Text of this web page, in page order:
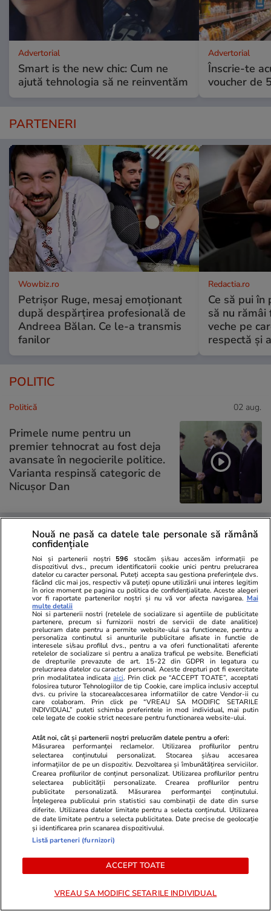
Advertorial
Smart is the new chic: Cum ne
ajută tehnologia să ne reinventăm
Advertorial
Înscrie-te
voucher de
PARTENERI
Wowbiz.ro
Petrișor Ruge, mesaj emoționant
după despărțirea profesională de
Andreea Bălan. Ce le-a transmis
fanilor
Redactia.ro
Ce să pui
să nu rămâi
veche pe
respectă și
POLITIC
Politică 02 aug.
Primele nume pentru un
premier tehnocrat au fost deja
avansate în negocierile politice.
Varianta respinsă categoric de
Nicușor Dan
Politică 01 aug.
Cristian Tudor Popescu: „Nici
măcar o Românie ajunsă
gubernie rusească nu i-ar
deranja”. Pe cine acuză că
blochează PNRR
PARTENERI
ZiaruldeIasi.ro
Motivul interesant pentru care o
la Evaluarea Națională a ales un
nebuloasă și pentru noi”
Fanatik.ro
Nouă ne pasă ca datele tale personale să rămână
confidențiale
Noi și partenerii noștri 596 stocăm și/sau accesăm informații pe
dispozitivul dvs., precum identificatorii cookie unici pentru prelucrarea
datelor cu caracter personal. Puteți accepta sau gestiona preferințele dvs.
făcând clic mai jos, respectiv vă puteți opune utilizării unui interes legitim
în orice moment pe pagina cu politica de confidențialitate. Aceste alegeri
vor fi raportate partenerilor noștri și nu vă vor afecta navigarea. Mai
multe detalii
Noi si partenerii nostri (retelele de socializare si agentiile de publicitate
partenere, precum si furnizorii nostri de servicii de date analitice)
prelucram date pentru a permite website-ului sa functioneze, pentru a
personaliza continutul si anunturile publicitare afisate in functie de
interesele si/sau profilul dvs., pentru a va oferi functionalitati aferente
retelelor de socializare si pentru a analiza traficul pe website. Beneficiati
de drepturile prevazute de art. 15-22 din GDPR in legatura cu
prelucrarea datelor cu caracter personal. Aceste drepturi pot fi exercitate
prin modalitatea indicataaici. Prin click pe “ACCEPT TOATE”, acceptati
folosirea tuturor Tehnologiilor de tip Cookie, care implica inclusiv acceptul
dvs. cu privire la stocarea/accesarea informatiilor de catre Vendor-ii cu
care colaboram. Prin click pe “VREAU SA MODIFIC SETARILE
INDIVIDUAL” puteti schimba preferintele in mod individual, mai putin
cele legate de cookie strict necesare pentru functionarea website-ului.
Atât noi, cât și partenerii noștri prelucrăm datele pentru a oferi:
Măsurarea performanței reclamelor. Utilizarea profilurilor pentru
selectarea conținutului personalizat. Stocarea și/sau accesarea
informațiilor de pe un dispozitiv. Dezvoltarea și îmbunătățirea serviciilor.
Crearea profilurilor de conținut personalizat. Utilizarea profilurilor pentru
selectarea publicității personalizate. Crearea profilurilor pentru
publicitate personalizată. Măsurarea performanței conținutului.
Înțelegerea publicului prin statistici sau combinații de date din surse
diferite. Utilizarea datelor limitate pentru a selecta conținutul. Utilizarea
de date limitate pentru a selecta publicitatea. Date precise de geolocație
și identificarea prin scanarea dispozitivului.
Listă parteneri (furnizori)
ACCEPT TOATE
VREAU SA MODIFIC SETARILE INDIVIDUAL